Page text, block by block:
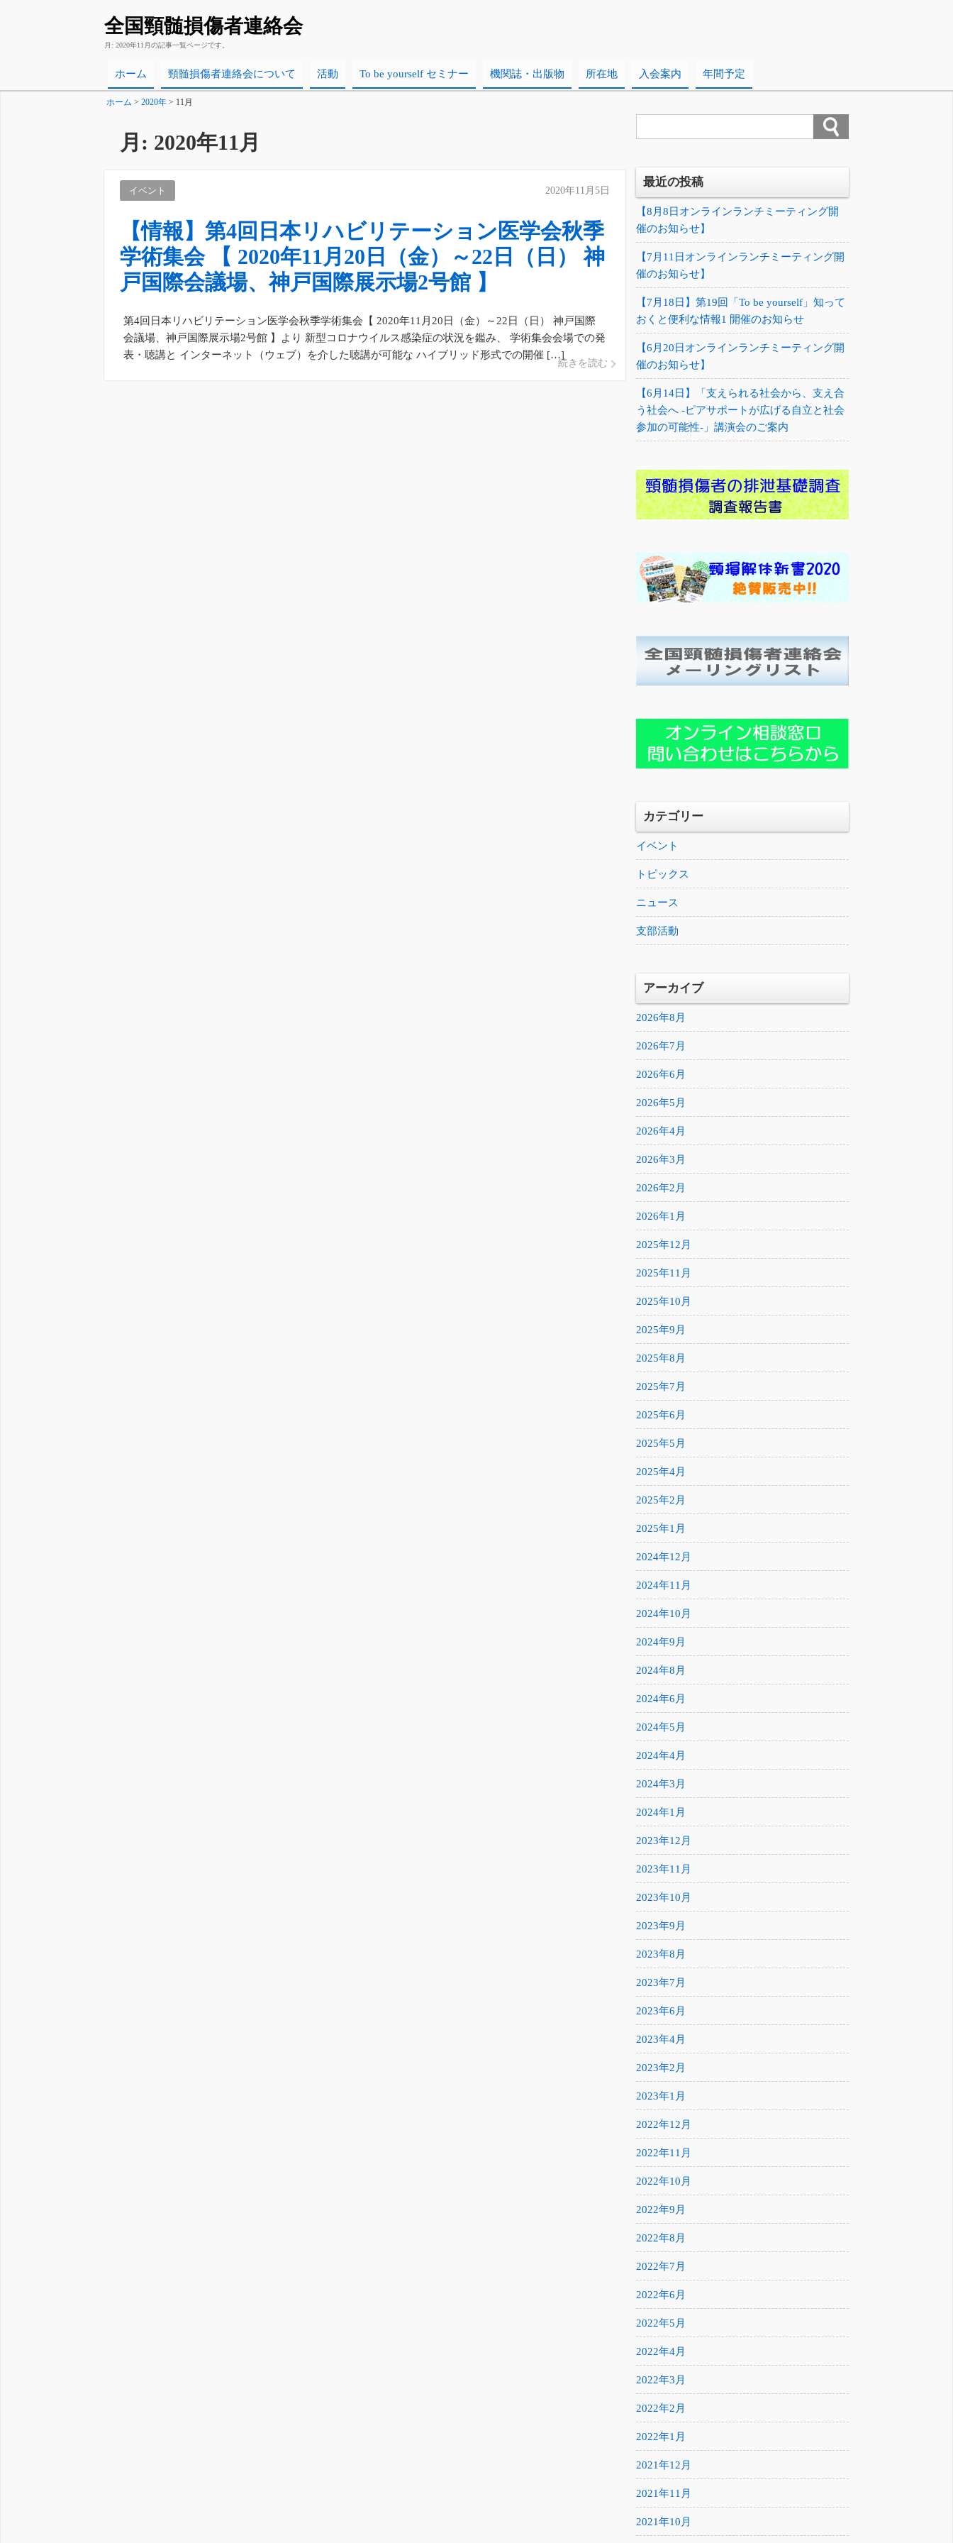
全国頸髄損傷者連絡会
月: 2020年11月の記事一覧ページです。
ホーム 頸髄損傷者連絡会について 活動 To be yourself セミナー 機関誌・出版物 所在地 入会案内 年間予定
ホーム > 2020年> 11月
月: 2020年11月
イベント 2020年11月5日
【情報】第4回日本リハビリテーション医学会秋季
学術集会 【 2020年11月20日（金）～22日（日） 神
戸国際会議場、神戸国際展示場2号館 】
第4回日本リハビリテーション医学会秋季学術集会【 2020年11月20日（金）～22日（日） 神戸国際
会議場、神戸国際展示場2号館 】より 新型コロナウイルス感染症の状況を鑑み、 学術集会会場での発
表・聴講と インターネット（ウェブ）を介した聴講が可能な ハイブリッド形式での開催 […]
続きを読む
最近の投稿
【8月8日オンラインランチミーティング開
催のお知らせ】
【7月11日オンラインランチミーティング開
催のお知らせ】
【7月18日】第19回「To be yourself」知って
おくと便利な情報1 開催のお知らせ
【6月20日オンラインランチミーティング開
催のお知らせ】
【6月14日】「支えられる社会から、支え合
う社会へ -ピアサポートが広げる自立と社会
参加の可能性-」講演会のご案内
カテゴリー
イベント
トピックス
ニュース
支部活動
アーカイブ
2026年8月
2026年7月
2026年6月
2026年5月
2026年4月
2026年3月
2026年2月
2026年1月
2025年12月
2025年11月
2025年10月
2025年9月
2025年8月
2025年7月
2025年6月
2025年5月
2025年4月
2025年2月
2025年1月
2024年12月
2024年11月
2024年10月
2024年9月
2024年8月
2024年6月
2024年5月
2024年4月
2024年3月
2024年1月
2023年12月
2023年11月
2023年10月
2023年9月
2023年8月
2023年7月
2023年6月
2023年4月
2023年2月
2023年1月
2022年12月
2022年11月
2022年10月
2022年9月
2022年8月
2022年7月
2022年6月
2022年5月
2022年4月
2022年3月
2022年2月
2022年1月
2021年12月
2021年11月
2021年10月